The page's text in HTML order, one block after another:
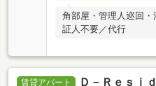
角部屋・管理人巡回
証人不要／代行
賃貸アパート Ｄ－Ｒｅｓｉ